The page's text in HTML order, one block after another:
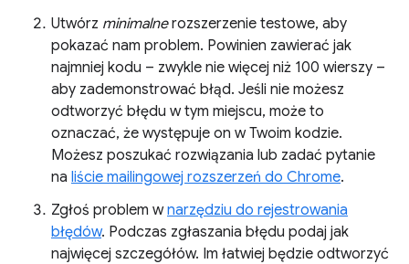
Utwórz minimalnerozszerzenie testowe, aby
pokazać nam problem. Powinien zawierać jak
najmniej kodu – zwykle nie więcej niż 100 wierszy –
aby zademonstrować błąd. Jeśli nie możesz
odtworzyć błędu w tym miejscu, może to
oznaczać, że występuje on w Twoim kodzie.
Możesz poszukać rozwiązania lub zadać pytanie
na liście mailingowej rozszerzeń do Chrome.
Zgłoś problem wnarzędziu do rejestrowania
błędów. Podczas zgłaszania błędu podaj jak
najwięcej szczegółów. Im łatwiej będzie odtworzyć